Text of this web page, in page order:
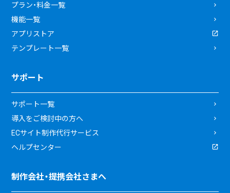
プラン・料金一覧
機能一覧
アプリストア
テンプレート一覧
サポート
サポート一覧
導入をご検討中の方へ
ECサイト制作代行サービス
ヘルプセンター
制作会社・提携会社さまへ